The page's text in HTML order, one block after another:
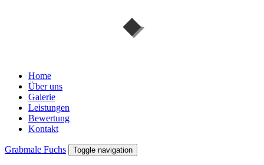
Home
Über uns
Galerie
Leistungen
Bewertung
Kontakt
Grabmale Fuchs Toggle navigation